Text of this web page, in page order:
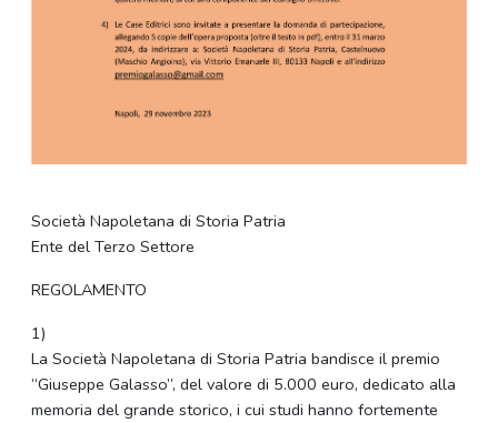
Società Napoletana di Storia Patria
Ente del Terzo Settore
REGOLAMENTO
1)
La Società Napoletana di Storia Patria bandisce il premio
“Giuseppe Galasso”, del valore di 5.000 euro, dedicato alla
memoria del grande storico, i cui studi hanno fortemente